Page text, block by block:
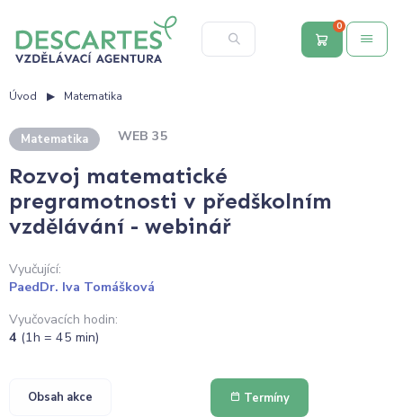
0
Úvod Matematika
Matematika WEB 35
Rozvoj matematické
pregramotnosti v předškolním
vzdělávání - webinář
Vyučující:
PaedDr. Iva Tomášková
Vyučovacích hodin:
4 (1h = 45 min)
Obsah akce Termíny